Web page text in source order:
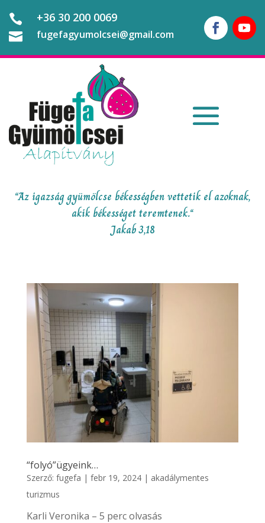
 +36 30 200 0069
 fugefagyumolcsei@gmail.com
“Az igazság gyümölcse békességben vettetik el azoknak,
akik békességet teremtenek.“
Jakab 3,18
“folyó”ügyeink…
Szerző: fugefa | febr 19, 2024| akadálymentes
turizmus
Karli Veronika – 5 perc olvasás